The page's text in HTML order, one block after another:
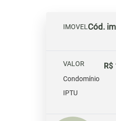
IMOVELCód.
VALOR R$
Condomínio
IPTU